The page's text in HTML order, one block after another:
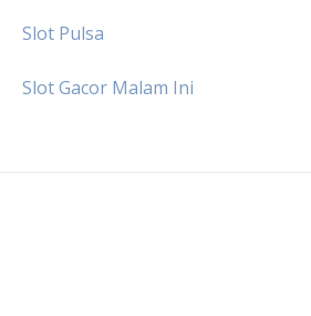
Slot Pulsa
Slot Gacor Malam Ini